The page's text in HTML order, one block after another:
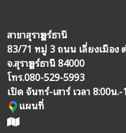
สาขาสุราษฎร์ธานี
83/71 หมู่ 3 ถนน เลี่ยงเมือง
จ.สุราษฎร์ธานี 84000
โทร.080-529-5993
เปิด จันทร์-เสาร์ เวลา 8:00น
แผนที่